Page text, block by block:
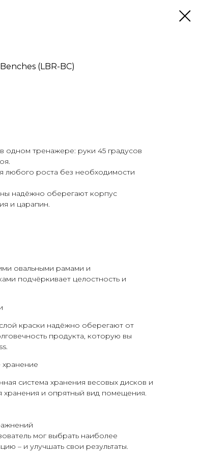
(LBR-BC)
одном тренажере: руки 45 градусов
любого роста без необходимости
надёжно оберегают корпус
и царапин.
овальными рамами и
подчёркивает целостность и
краски надёжно оберегают от
продукта, которую вы
система хранения весовых дисков и
хранения и опрятный вид помещения.
мог выбрать наиболее
– и улучшать свои результаты.